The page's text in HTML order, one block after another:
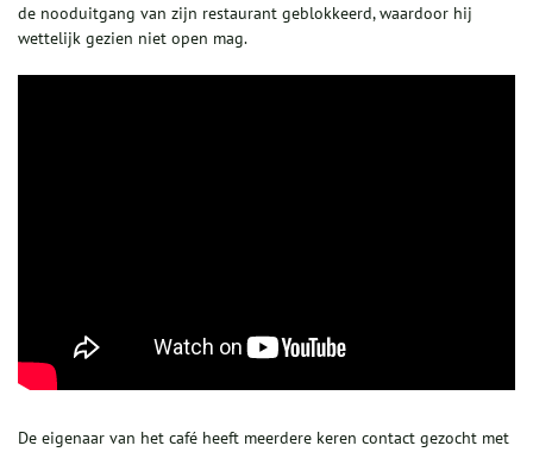
de nooduitgang van zijn restaurant geblokkeerd, waardoor hij
wettelijk gezien niet open mag.
De eigenaar van het café heeft meerdere keren contact gezocht met